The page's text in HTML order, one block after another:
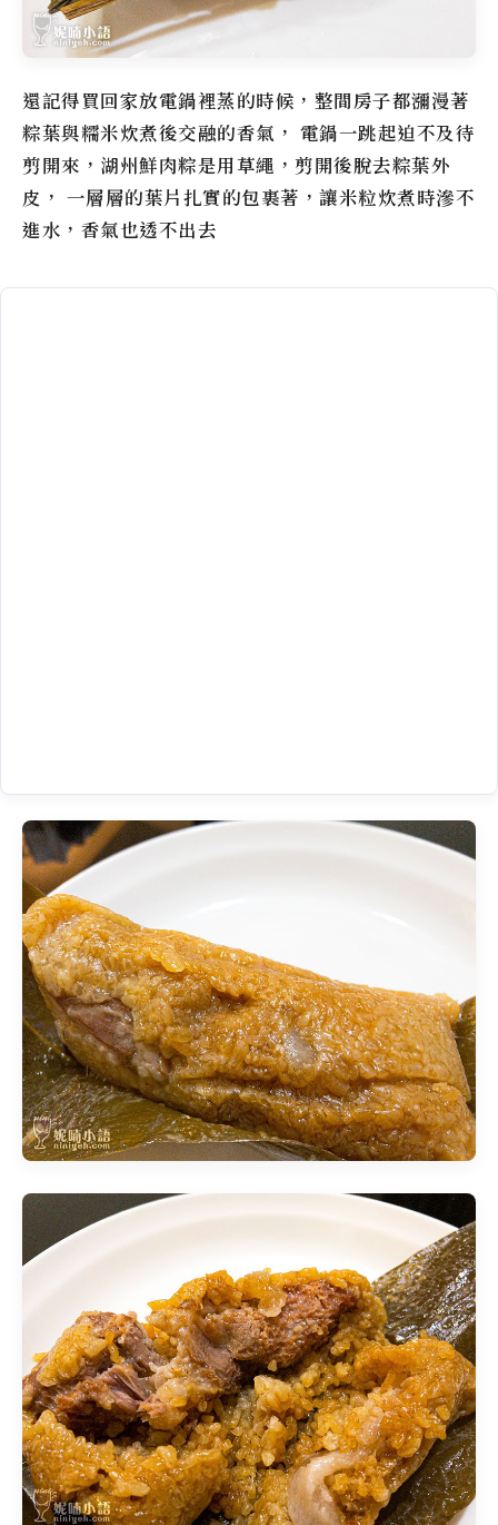
還記得買回家放電鍋裡蒸的時候，整間房子都瀰漫著
粽葉與糯米炊煮後交融的香氣， 電鍋一跳起迫不及待
剪開來，湖州鮮肉粽是用草繩，剪開後脫去粽葉外
皮， 一層層的葉片扎實的包裹著，讓米粒炊煮時滲不
進水，香氣也透不出去